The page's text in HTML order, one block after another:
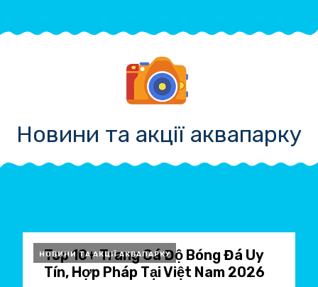
Новини та акції аквапарку
Top 10+ Trang Cá Độ Bóng Đá Uy
Tín, Hợp Pháp Tại Việt Nam 2026
НОВИНИ ТА АКЦІЇ АКВАПАРКУ